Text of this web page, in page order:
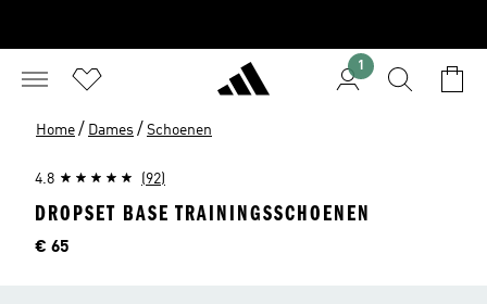
1
Home / Dames / Schoenen
4.8 (92)
DROPSET BASE TRAININGSSCHOENEN
Prijs
€ 65